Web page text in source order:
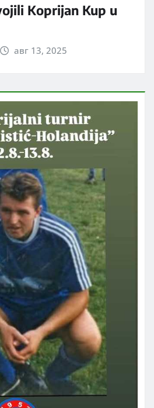
Koprijan Kup u
авг 13, 2025